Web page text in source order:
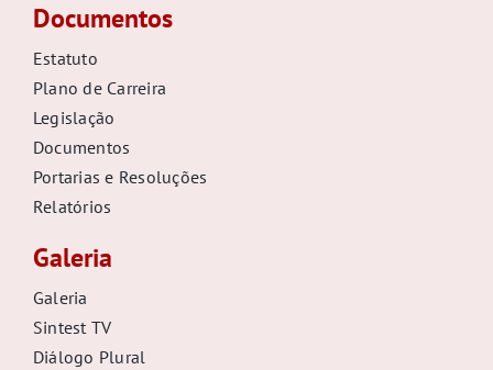
Documentos
Estatuto
Plano de Carreira
Legislação
Documentos
Portarias e Resoluções
Relatórios
Galeria
Galeria
Sintest TV
Diálogo Plural